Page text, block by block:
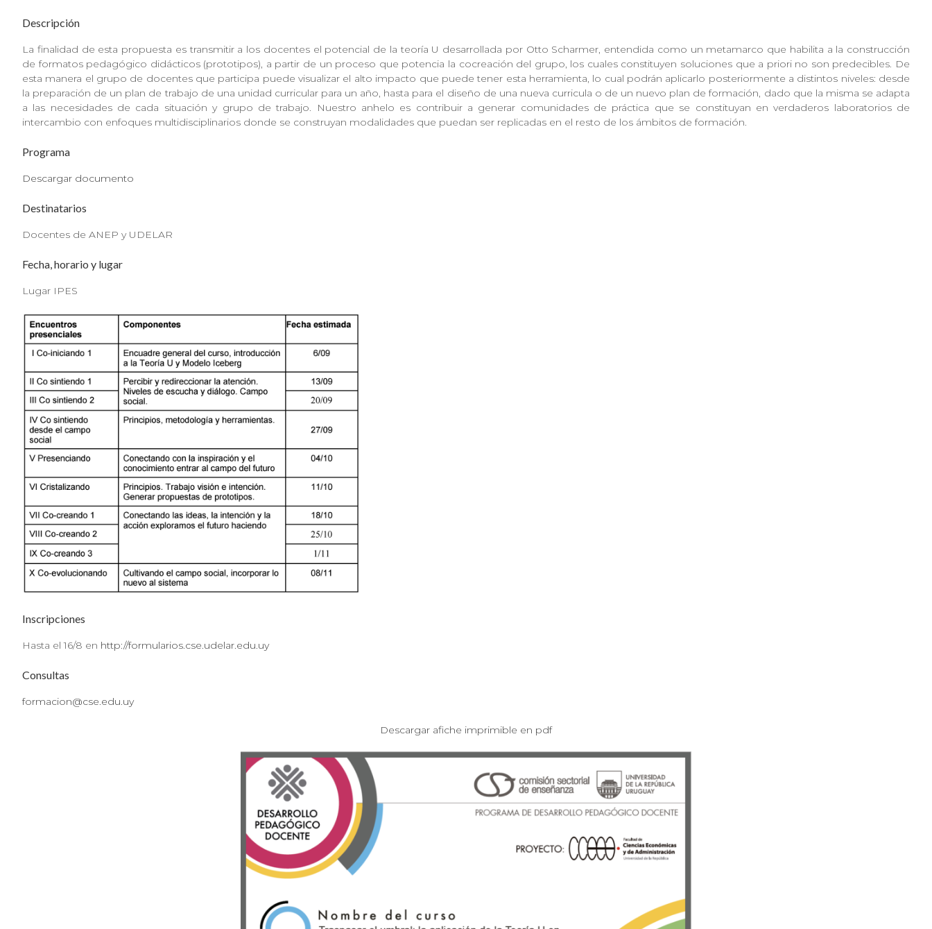
Descripción
La finalidad de esta propuesta es transmitir a los docentes el potencial de la teoría U desarrollada por Otto Scharmer, entendida como un metamarco que habilita a la construcción
de formatos pedagógico didácticos (prototipos), a partir de un proceso que potencia la cocreación del grupo, los cuales constituyen soluciones que a priori no son predecibles. De
esta manera el grupo de docentes que participa puede visualizar el alto impacto que puede tener esta herramienta, lo cual podrán aplicarlo posteriormente a distintos niveles: desde
la preparación de un plan de trabajo de una unidad curricular para un año, hasta para el diseño de una nueva curricula o de un nuevo plan de formación, dado que la misma se adapta
a las necesidades de cada situación y grupo de trabajo. Nuestro anhelo es contribuir a generar comunidades de práctica que se constituyan en verdaderos laboratorios de
intercambio con enfoques multidisciplinarios donde se construyan modalidades que puedan ser replicadas en el resto de los ámbitos de formación.
Programa
Descargar documento
Destinatarios
Docentes de ANEP y UDELAR
Fecha, horario y lugar
Lugar IPES
Inscripciones
Hasta el 16/8 en http://formularios.cse.udelar.edu.uy
Consultas
formacion@cse.edu.uy
Descargar afiche imprimible en pdf